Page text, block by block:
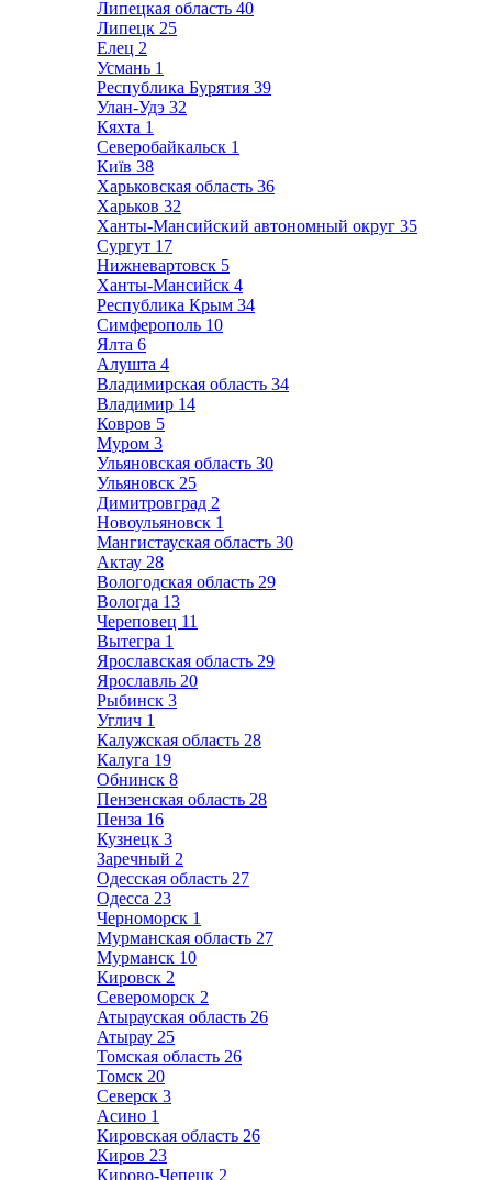
Липецкая область 40
Липецк 25
Елец 2
Усмань 1
Республика Бурятия 39
Улан-Удэ 32
Кяхта 1
Северобайкальск 1
Київ 38
Харьковская область 36
Харьков 32
Ханты-Мансийский автономный округ 35
Сургут 17
Нижневартовск 5
Ханты-Мансийск 4
Республика Крым 34
Симферополь 10
Ялта 6
Алушта 4
Владимирская область 34
Владимир 14
Ковров 5
Муром 3
Ульяновская область 30
Ульяновск 25
Димитровград 2
Новоульяновск 1
Мангистауская область 30
Актау 28
Вологодская область 29
Вологда 13
Череповец 11
Вытегра 1
Ярославская область 29
Ярославль 20
Рыбинск 3
Углич 1
Калужская область 28
Калуга 19
Обнинск 8
Пензенская область 28
Пенза 16
Кузнецк 3
Заречный 2
Одесская область 27
Одесса 23
Черноморск 1
Мурманская область 27
Мурманск 10
Кировск 2
Североморск 2
Атырауская область 26
Атырау 25
Томская область 26
Томск 20
Северск 3
Асино 1
Кировская область 26
Киров 23
Кирово-Чепецк 2